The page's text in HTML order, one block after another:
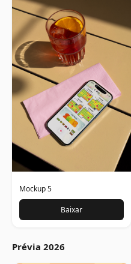
Mockup 5
Baixar
Prévia 2026